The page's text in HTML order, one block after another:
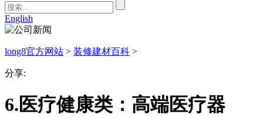
English
long8官方网站 > 装修建材百科 >
分享:
6.医疗健康类：高端医疗器